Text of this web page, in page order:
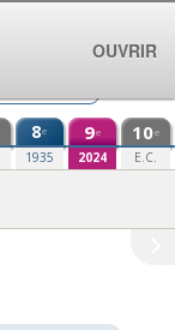
8e
1935
9e
2024
10e
E.C.
OUVRIR